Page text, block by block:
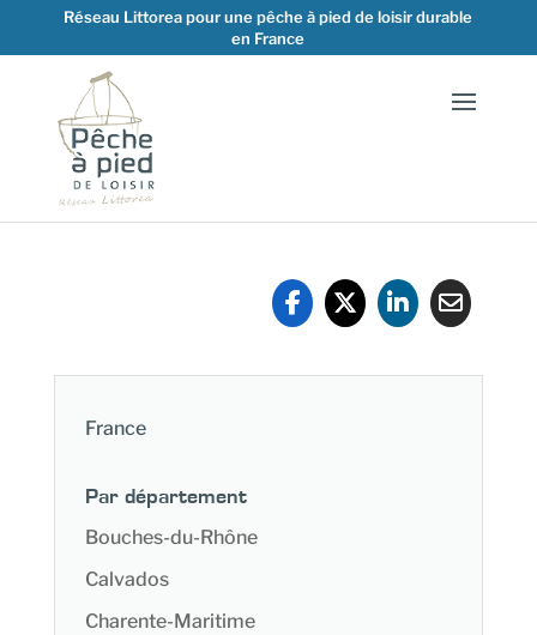
Réseau Littorea pour une pêche à pied de loisir durable
en France
France
Par département
Bouches-du-Rhône
Calvados
Charente-Maritime